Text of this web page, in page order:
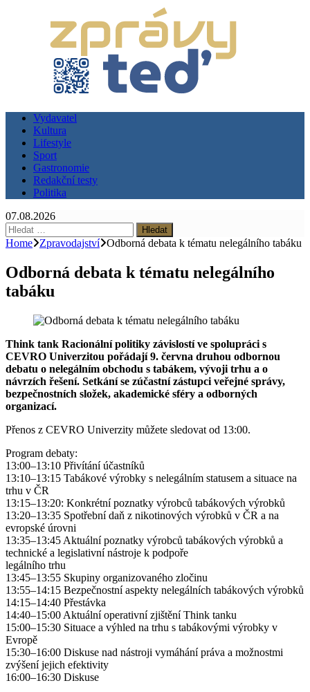
Vydavatel
Kultura
Lifestyle
Sport
Gastronomie
Redakční testy
Politika
07.08.2026
Vyhledávání
Home
Zpravodajství Odborná debata k tématu nelegálního tabáku
Odborná debata k tématu nelegálního
tabáku
Think tank Racionální politiky závislostí ve spolupráci s
CEVRO Univerzitou pořádají 9. června druhou odbornou
debatu o nelegálním obchodu s tabákem, vývoji trhu a o
návrzích řešení. Setkání se zúčastní zástupci veřejné správy,
bezpečnostních složek, akademické sféry a odborných
organizací.
Přenos z CEVRO Univerzity můžete sledovat od 13:00.
Program debaty:
13:00–13:10 Přivítání účastníků
13:10–13:15 Tabákové výrobky s nelegálním statusem a situace na
trhu v ČR
13:15–13:20: Konkrétní poznatky výrobců tabákových výrobků
13:20–13:35 Spotřební daň z nikotinových výrobků v ČR a na
evropské úrovni
13:35–13:45 Aktuální poznatky výrobců tabákových výrobků a
technické a legislativní nástroje k podpoře
legálního trhu
13:45–13:55 Skupiny organizovaného zločinu
13:55–14:15 Bezpečnostní aspekty nelegálních tabákových výrobků
14:15–14:40 Přestávka
14:40–15:00 Aktuální operativní zjištění Think tanku
15:00–15:30 Situace a výhled na trhu s tabákovými výrobky v
Evropě
15:30–16:00 Diskuse nad nástroji vymáhání práva a možnostmi
zvýšení jejich efektivity
16:00–16:30 Diskuse